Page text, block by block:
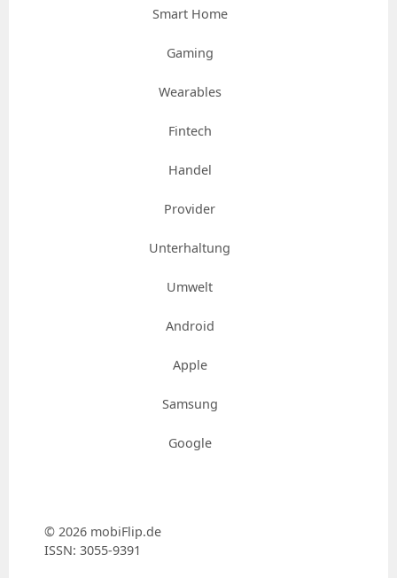
Smart Home
Gaming
Wearables
Fintech
Handel
Provider
Unterhaltung
Umwelt
Android
Apple
Samsung
Google
© 2026 mobiFlip.de
ISSN: 3055-9391